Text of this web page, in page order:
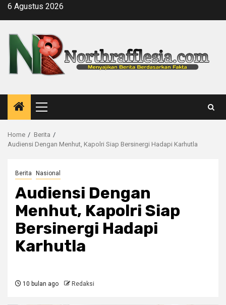
Skip6 Agustus 2026
Primary
Menu
Home
Berita
Audiensi Dengan Menhut, Kapolri Siap Bersinergi Hadapi Karhutla
Berita Nasional
Audiensi Dengan
Menhut, Kapolri Siap
Bersinergi Hadapi
Karhutla
10 bulan ago Redaksi